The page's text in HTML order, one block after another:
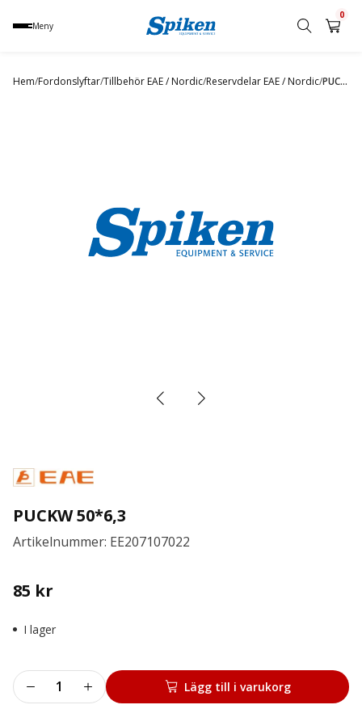
Meny
namn,
0
Hem/Fordonslyftar/Tillbehör EAE / Nordic/Reservdelar EAE / Nordic/ PUCKW 50*6,3
PUCKW 50*6,3
Artikelnummer: EE207107022
85 kr
I lager
PUCKW
50*6,3
Lägg till i varukorg